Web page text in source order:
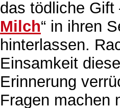
das tödliche Gift
Milch“ in ihren
hinterlassen.
Einsamkeit
Erinnerung
Fragen machen